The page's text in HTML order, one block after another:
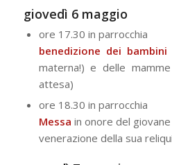
giovedì 6 maggio
ore 17.30 in parrocchia
benedizione dei bambini
materna!) e delle
attesa)
ore 18.30 in parrocchia
Messa in onore del
venerazione della sua